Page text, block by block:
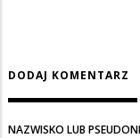
DODAJ KOMENTARZ
NAZWISKO LUB